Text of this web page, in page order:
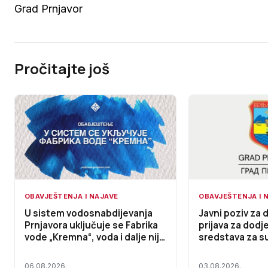
Grad Prnjavor
Pročitajte još
OBAVJEŠTENJA I NAJAVE
U sistem vodosnabdijevanja
Prnjavora uključuje se Fabrika
vode „Kremna“, voda i dalje nije
06.08.2026.
OBAVJEŠTENJA I
Javni poziv za
prijava za
sredstava za
zajednica za
03.08.2026.